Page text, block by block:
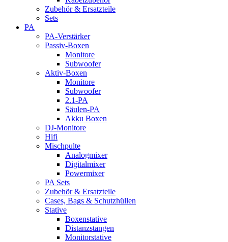
Zubehör & Ersatzteile
Sets
PA
PA-Verstärker
Passiv-Boxen
Monitore
Subwoofer
Aktiv-Boxen
Monitore
Subwoofer
2.1-PA
Säulen-PA
Akku Boxen
DJ-Monitore
Hifi
Mischpulte
Analogmixer
Digitalmixer
Powermixer
PA Sets
Zubehör & Ersatzteile
Cases, Bags & Schutzhüllen
Stative
Boxenstative
Distanzstangen
Monitorstative